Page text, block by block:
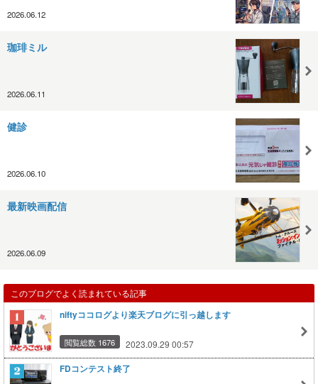
2026.06.12
珈琲ミル
2026.06.11
健診
2026.06.10
最新映画配信
2026.06.09
このブログでよく読まれている記事
niftyココログより楽天ブログに引っ越します
閲覧総数 1676 2023.09.29 00:57
FDコンテスト終了